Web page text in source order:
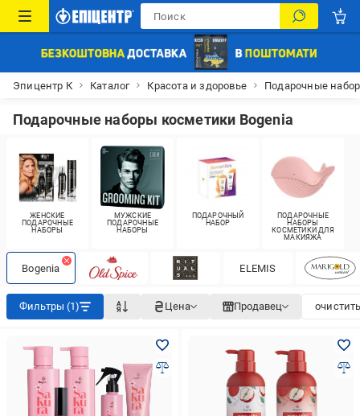
Эпицентр К Каталог Красота и здоровье Подарочные
Подарочные наборы косметики Bogenia
ЖЕНСКИЕ
ПОДАРОЧНЫЕ
НАБОРЫ
МУЖСКИЕ
ПОДАРОЧНЫЕ
НАБОРЫ
ПОДАРОЧНЫЙ
НАБОР
ПОДАРОЧНЫЕ
НАБОРЫ
КОСМЕТИКИ ДЛЯ
МАКИЯЖА
Bogenia ELEMIS
Фильтры (1) Цена Продавец